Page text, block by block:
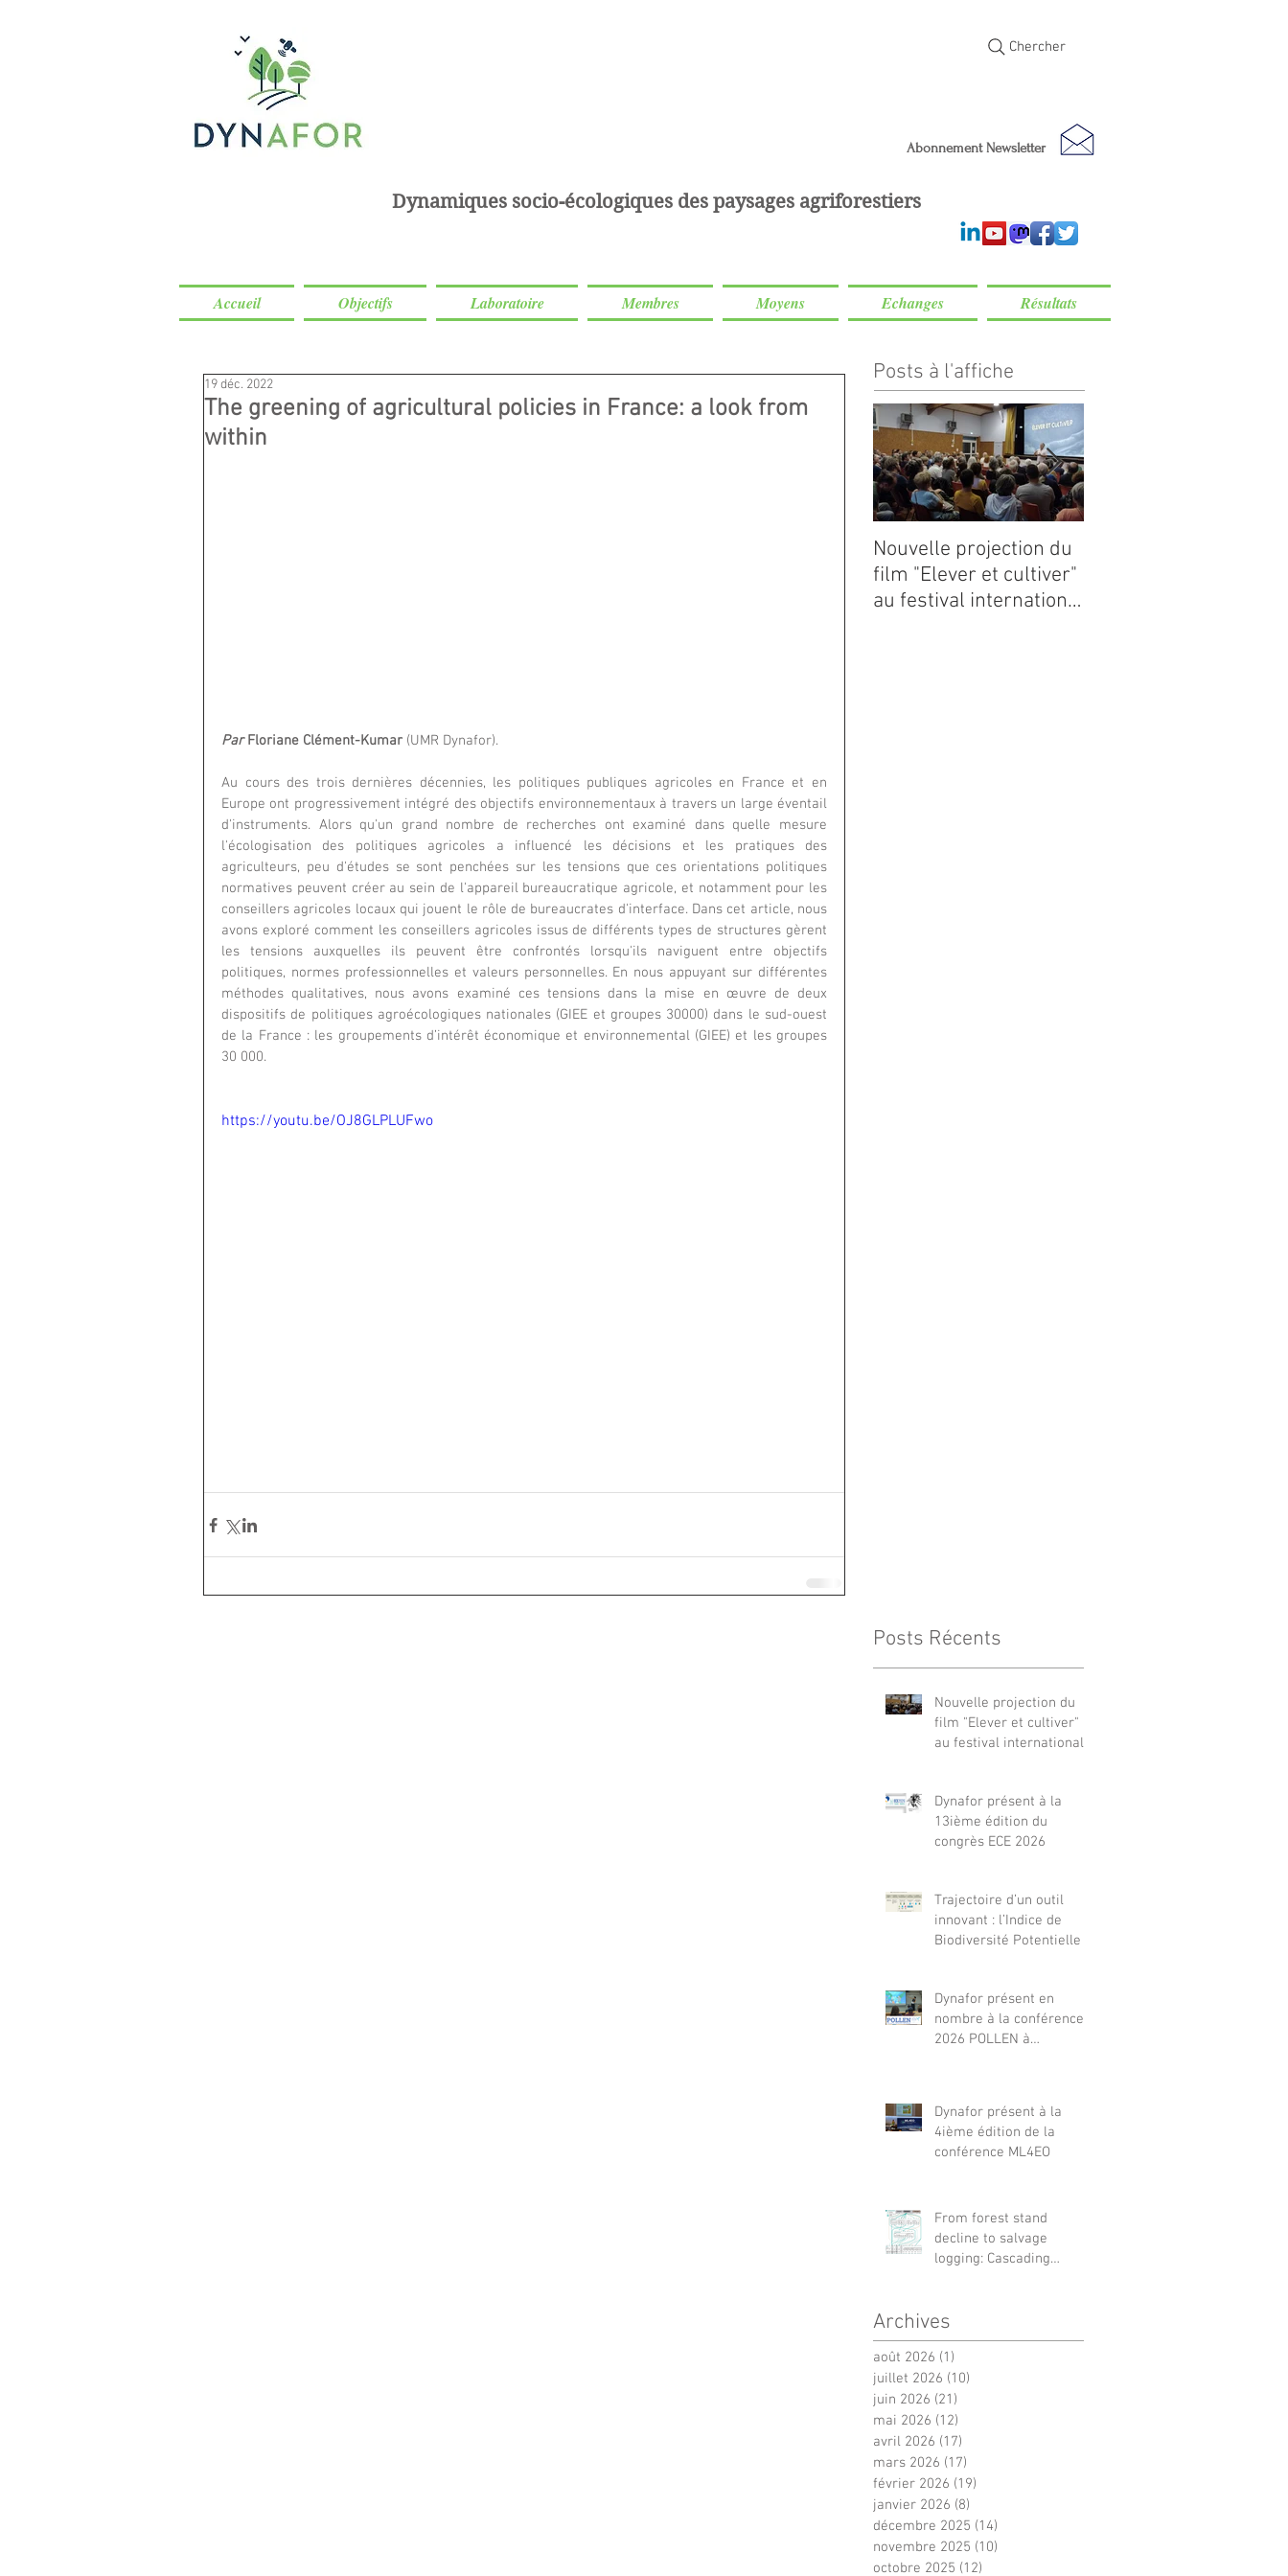
Chercher
Abonnement Newsletter
Dynamiques socio-écologiques des paysages agriforestiers
Accueil Objectifs Laboratoire Membres Moyens Echanges Résultats
The greening of agricultural policies in France: a look from
within
19 déc. 2022
Par Floriane Clément-Kumar (UMR Dynafor).
Au cours des trois dernières décennies, les politiques publiques agricoles en France et en
Europe ont progressivement intégré des objectifs environnementaux à travers un large éventail
d'instruments. Alors qu'un grand nombre de recherches ont examiné dans quelle mesure
l'écologisation des politiques agricoles a influencé les décisions et les pratiques des
agriculteurs, peu d'études se sont penchées sur les tensions que ces orientations politiques
normatives peuvent créer au sein de l'appareil bureaucratique agricole, et notamment pour les
conseillers agricoles locaux qui jouent le rôle de bureaucrates d'interface. Dans cet article, nous
avons exploré comment les conseillers agricoles issus de différents types de structures gèrent
les tensions auxquelles ils peuvent être confrontés lorsqu'ils naviguent entre objectifs
politiques, normes professionnelles et valeurs personnelles. En nous appuyant sur différentes
méthodes qualitatives, nous avons examiné ces tensions dans la mise en œuvre de deux
dispositifs de politiques agroécologiques nationales (GIEE et groupes 30000) dans le sud-ouest
de la France : les groupements d’intérêt économique et environnemental (GIEE) et les groupes
30 000.
https://youtu.be/OJ8GLPLUFwo
Posts à l'affiche
Nouvelle projection du
film "Elever et cultiver"
au festival international
Posts Récents
Nouvelle projection du
film "Elever et cultiver"
au festival international
2026
Dynafor présent à la
13ième édition du
congrès ECE 2026
Trajectoire d’un outil
innovant : l’Indice de
Biodiversité Potentielle
Dynafor présent en
nombre à la conférence
2026 POLLEN à
Dynafor présent à la
4ième édition de la
conférence ML4EO
From forest stand
decline to salvage
logging: Cascading
Archives
août 2026 (1)
juillet 2026 (10)
juin 2026 (21)
mai 2026 (12)
avril 2026 (17)
mars 2026 (17)
février 2026 (19)
janvier 2026 (8)
décembre 2025 (14)
novembre 2025 (10)
octobre 2025 (12)